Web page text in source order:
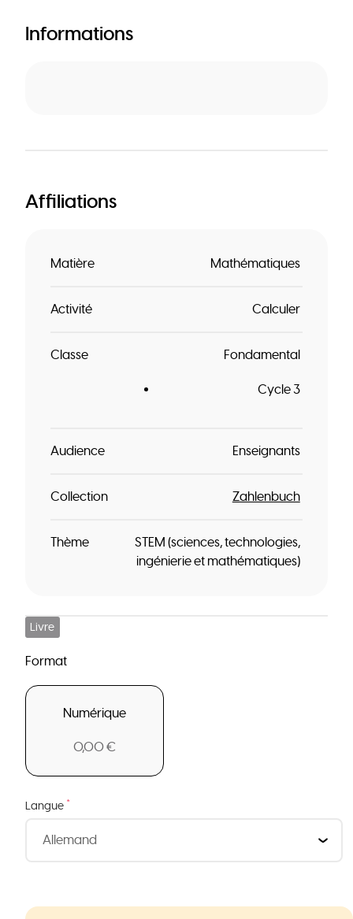
Informations
Affiliations
Matière Mathématiques
Activité Calculer
Classe Fondamental
Cycle 3
Audience Enseignants
Collection Zahlenbuch
Thème
STEM (sciences, technologies,
ingénierie et mathématiques)
Livre
Format
Numérique
0,00 €
Langue *